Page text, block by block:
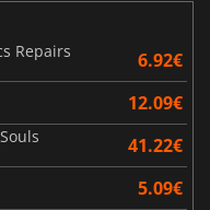
Repairs
6.92€
12.09€
41.22€
5.09€